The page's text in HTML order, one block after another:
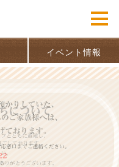
イベント情報